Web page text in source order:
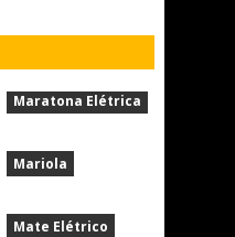
Maratona Elétrica
Mariola
Mate Elétrico